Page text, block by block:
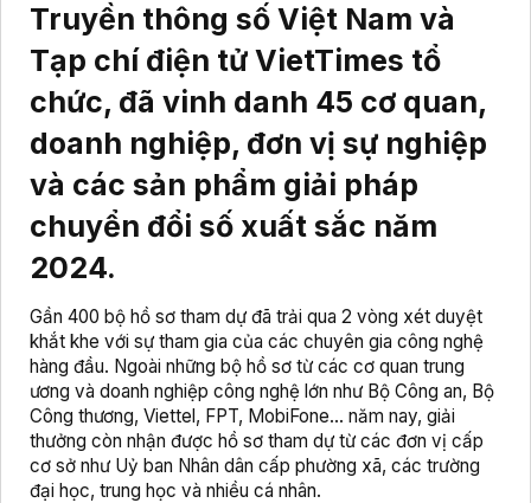
Truyền thông số Việt Nam và
Tạp chí điện tử VietTimes tổ
chức, đã vinh danh 45 cơ quan,
doanh nghiệp, đơn vị sự nghiệp
và các sản phẩm giải pháp
chuyển đổi số xuất sắc năm
2024.​
Gần 400 bộ hồ sơ tham dự đã trải qua 2 vòng xét duyệt
khắt khe với sự tham gia của các chuyên gia công nghệ
hàng đầu. Ngoài những bộ hồ sơ từ các cơ quan trung
ương và doanh nghiệp công nghệ lớn như Bộ Công an, Bộ
Công thương, Viettel, FPT, MobiFone… năm nay, giải
thưởng còn nhận được hồ sơ tham dự từ các đơn vị cấp
cơ sở như Uỷ ban Nhân dân cấp phường xã, các trường
đại học, trung học và nhiều cá nhân.